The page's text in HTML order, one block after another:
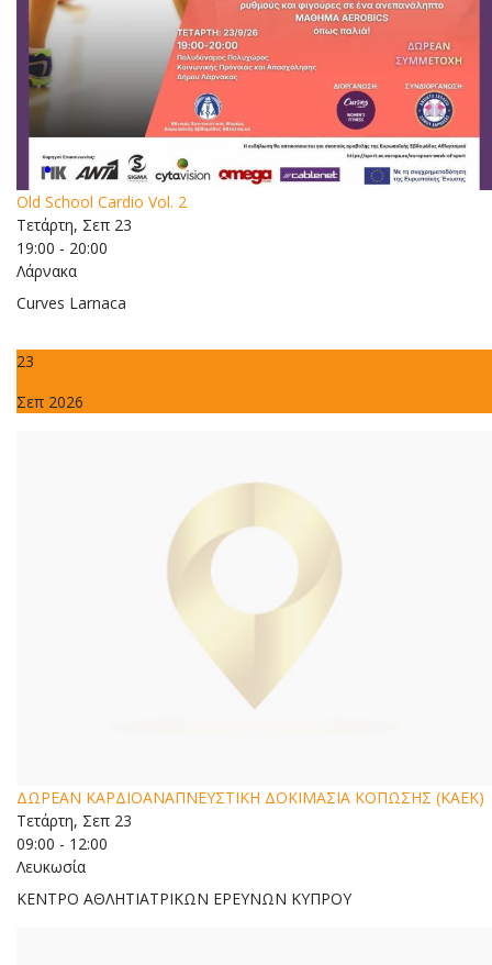
Old School Cardio Vol. 2
Τετάρτη, Σεπ 23
19:00 - 20:00
Λάρνακα
Curves Larnaca
23
Σεπ 2026
ΔΩΡΕΑΝ ΚΑΡΔΙΟΑΝΑΠΝΕΥΣΤΙΚΗ ΔΟΚΙΜΑΣΙΑ ΚΟΠΩΣΗΣ (ΚΑΕΚ)
Τετάρτη, Σεπ 23
09:00 - 12:00
Λευκωσία
ΚΕΝΤΡΟ ΑΘΛΗΤΙΑΤΡΙΚΩΝ ΕΡΕΥΝΩΝ ΚΥΠΡΟΥ